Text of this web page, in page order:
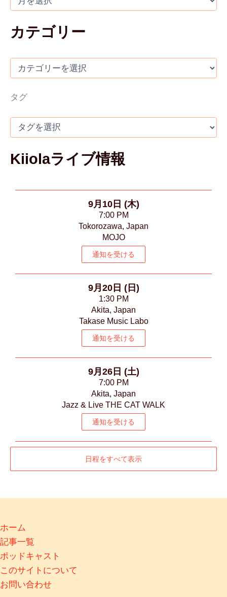
カテゴリー
タグ
Kiiolaライブ情報
9月10日 (木)
7:00 PM
Tokorozawa, Japan
MOJO
通知を受ける
9月20日 (日)
1:30 PM
Akita, Japan
Takase Music Labo
通知を受ける
9月26日 (土)
7:00 PM
Akita, Japan
Jazz & Live THE CAT WALK
通知を受ける
日程をすべて表示
ホーム
記事一覧
ポッドキャスト
このサイトについて
お問い合わせ